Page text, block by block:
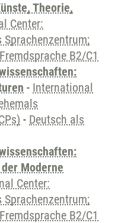
Theorie,
Center:
B2/C1
- International
- Deutsch als
Moderne
Center:
B2/C1